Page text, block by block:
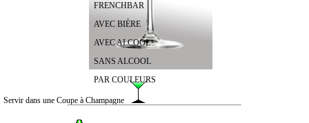
FRENCHBAR
AVEC BIÈRE
AVEC ALCOOL
SANS ALCOOL
PAR COULEURS
Servir dans une Coupe à Champagne